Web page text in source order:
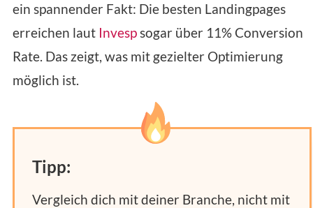
ein spannender Fakt: Die besten Landingpages
erreichen laut Invespsogar über 11% Conversion
Rate. Das zeigt, was mit gezielter Optimierung
möglich ist.
Tipp:
Vergleich dich mit deiner Branche, nicht mit